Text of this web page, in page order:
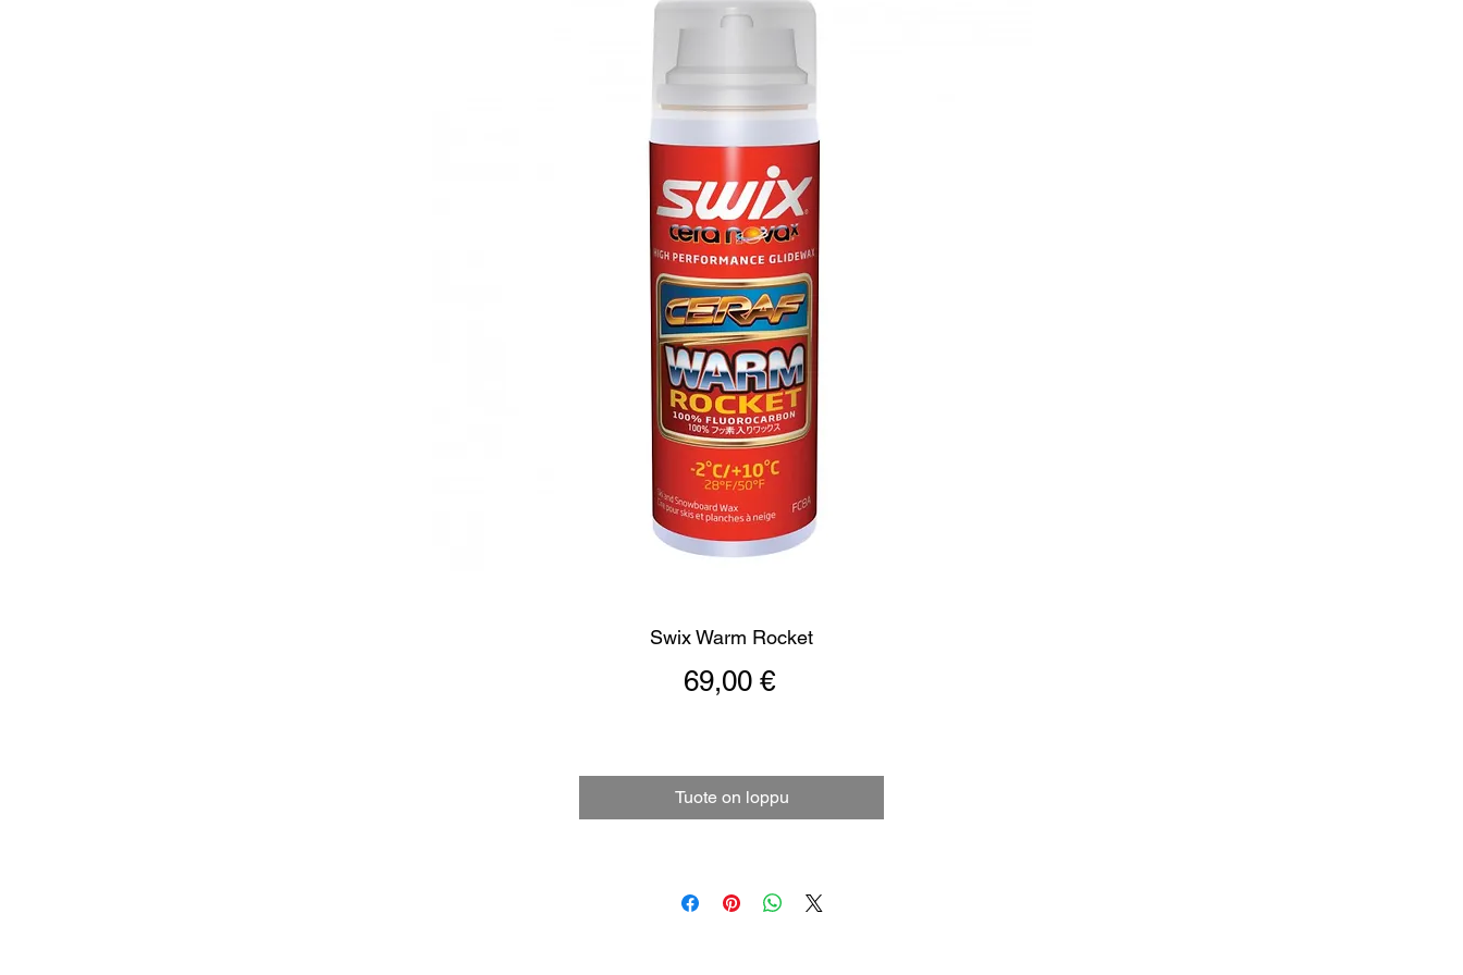
Swix Warm Rocket
69,00 €Hinta
Tuote on loppu